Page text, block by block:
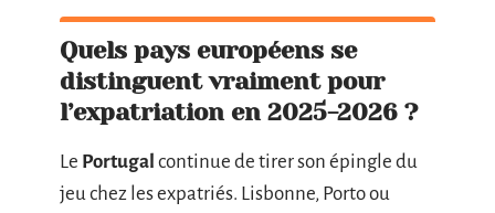
Quels pays européens se
distinguent vraiment pour
l’expatriation en 2025-2026 ?
Le Portugal continue de tirer son épingle du
jeu chez les expatriés. Lisbonne, Porto ou